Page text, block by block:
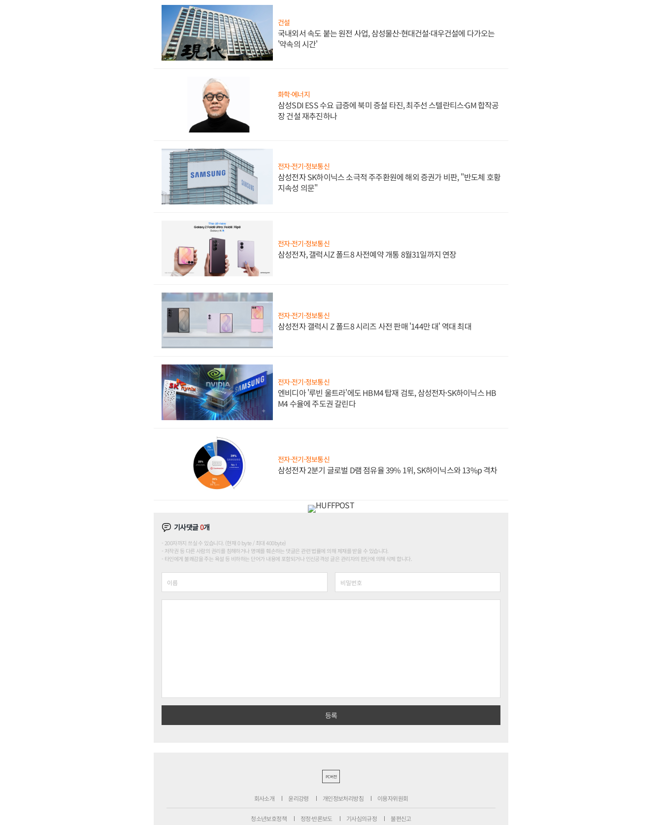
건설
국내외서 속도 붙는 원전 사업, 삼성물산·현대건설·대우건설에 다가오는
'약속의 시간'
화학·에너지
삼성SDI ESS 수요 급증에 북미 증설 타진, 최주선 스텔란티스·GM 합작공
장 건설 재추진하나
전자·전기·정보통신
삼성전자 SK하이닉스 소극적 주주환원에 해외 증권가 비판, "반도체 호황
지속성 의문"
전자·전기·정보통신
삼성전자, 갤럭시Z 폴드8 사전예약 개통 8월31일까지 연장
전자·전기·정보통신
삼성전자 갤럭시 Z 폴드8 시리즈 사전 판매 '144만 대' 역대 최대
전자·전기·정보통신
엔비디아 '루빈 울트라'에도 HBM4 탑재 검토, 삼성전자·SK하이닉스 HB
M4 수율에 주도권 갈린다
전자·전기·정보통신
삼성전자 2분기 글로벌 D램 점유율 39% 1위, SK하이닉스와 13%p 격차
기사댓글0개
200자까지 쓰실 수 있습니다. (현재 0 byte / 최대 400byte)
저작권 등 다른 사람의 권리를 침해하거나 명예를 훼손하는 댓글은 관련 법률에 의해 제재를 받을 수 있습니다.
타인에게 불쾌감을 주는 욕설 등 비하하는 단어가 내용에 포함되거나 인신공격성 글은 관리자의 판단에 의해 삭제 합니다.
PC버전
회사소개 윤리강령 개인정보처리방침 이용자위원회
청소년보호정책 정정·반론보도 기사심의규정 불편신고